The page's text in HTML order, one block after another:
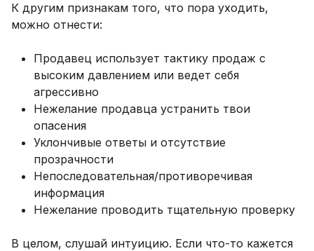
К другим признакам того, что пора уходить,
можно отнести:
Продавец использует тактику продаж с
высоким давлением или ведет себя
агрессивно
Нежелание продавца устранить твои
опасения
Уклончивые ответы и отсутствие
прозрачности
Непоследовательная/противоречивая
информация
Нежелание проводить тщательную проверку
В целом, слушай интуицию. Если что-то кажется